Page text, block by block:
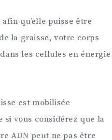
qu’elle puisse être
la graisse, votre corps
les cellules en énergie
est mobilisée
si vous considérez que la
ADN peut ne pas être